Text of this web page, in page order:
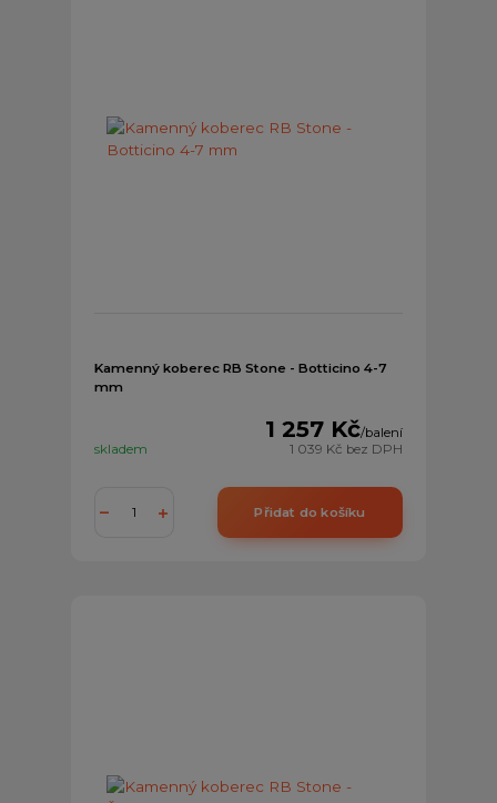
Kamenný koberec RB Stone - Botticino 4-7
mm
1 257 Kč/balení
1 039 Kč bez DPH
skladem
Přidat do košíku